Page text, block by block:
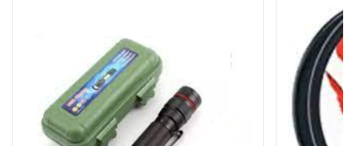
Cannes, Surfcasting
د.ت748,000
د.ت673,000